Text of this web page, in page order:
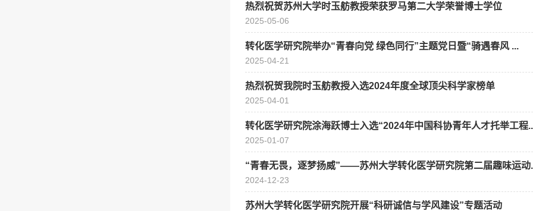
热烈祝贺苏州大学时玉舫教授荣获罗马第二大学荣誉博士学位
2025-05-06
转化医学研究院举办“青春向党 绿色同行”主题党日暨“骑遇春风 ...
2025-04-21
热烈祝贺我院时玉舫教授入选2024年度全球顶尖科学家榜单
2025-04-01
转化医学研究院涂海跃博士入选“2024年中国科协青年人才托举工程
2025-01-07
“青春无畏，逐梦扬威”——苏州大学转化医学研究院第二届趣味运动
2024-12-23
苏州大学转化医学研究院开展“科研诚信与学风建设”专题活动